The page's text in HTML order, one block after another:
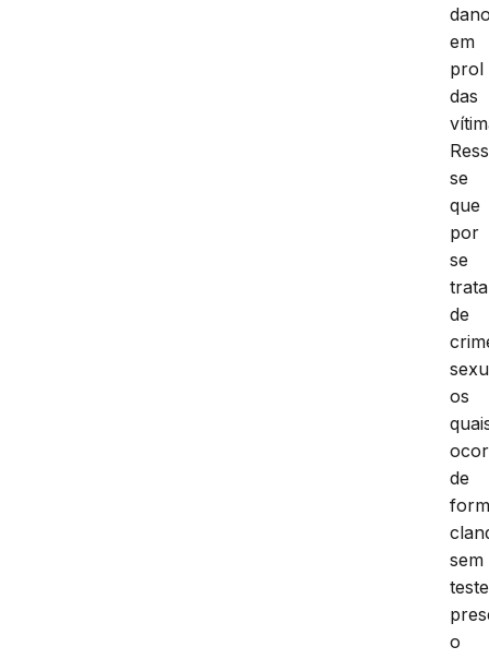
em
prol
das
se
que
por
se
de
os
de
sem
o